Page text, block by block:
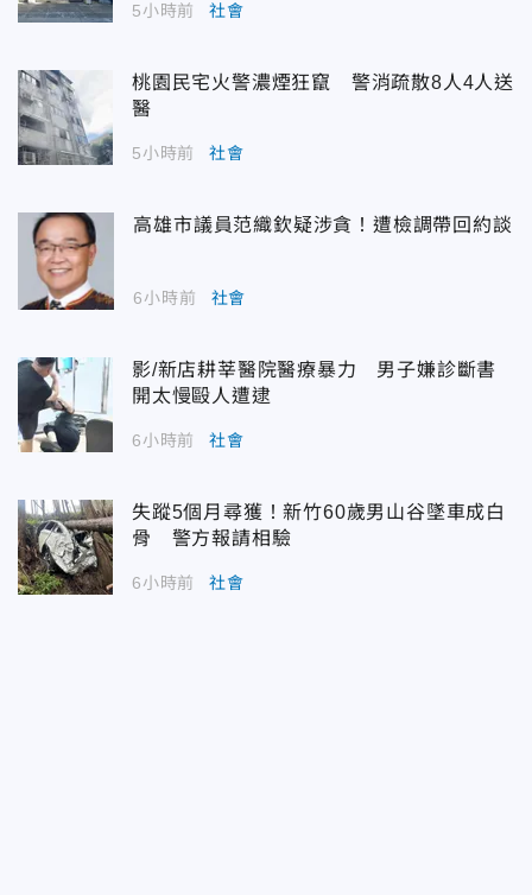
5小時前 社會
桃園民宅火警濃煙狂竄 警消疏散8人4人送
醫
5小時前 社會
高雄市議員范織欽疑涉貪！遭檢調帶回約談
6小時前 社會
影/新店耕莘醫院醫療暴力 男子嫌診斷書
開太慢毆人遭逮
6小時前 社會
失蹤5個月尋獲！新竹60歲男山谷墜車成白
骨 警方報請相驗
6小時前 社會